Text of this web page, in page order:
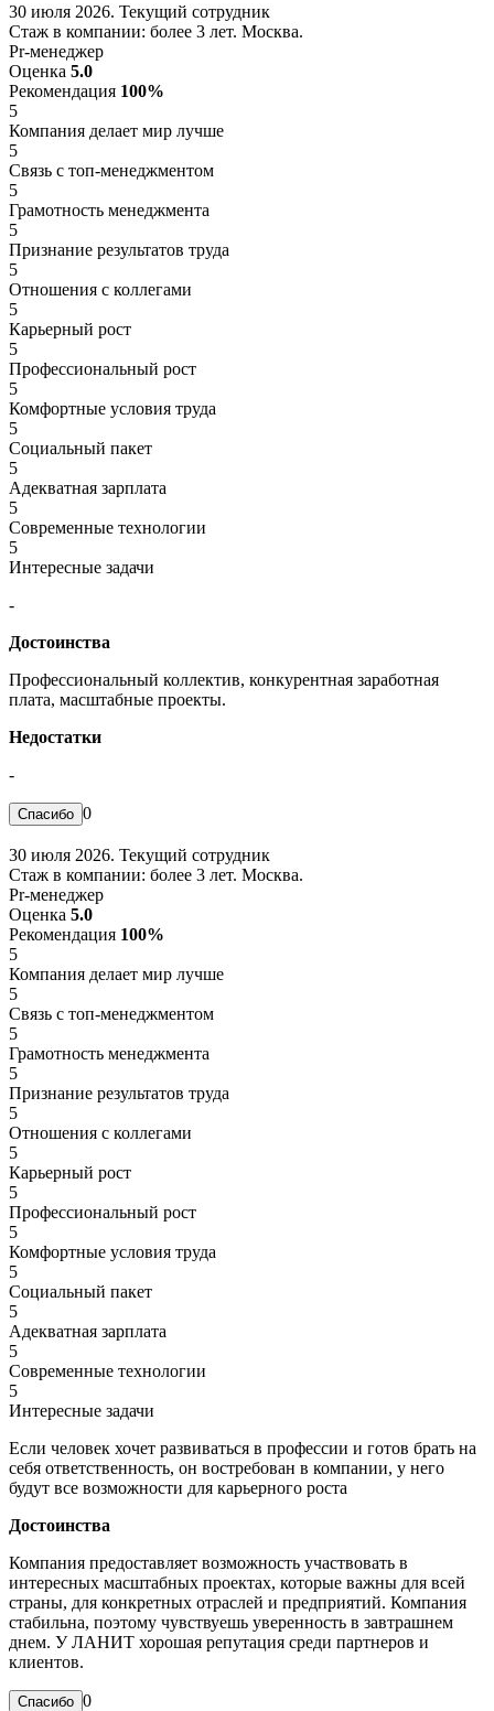
30 июля 2026. Текущий сотрудник
Стаж в компании: более 3 лет. Москва.
Pr-менеджер
Оценка 5.0
Рекомендация 100%
5
Компания делает мир лучше
5
Связь с топ-менеджментом
5
Грамотность менеджмента
5
Признание результатов труда
5
Отношения с коллегами
5
Карьерный рост
5
Профессиональный рост
5
Комфортные условия труда
5
Социальный пакет
5
Адекватная зарплата
5
Современные технологии
5
Интересные задачи
-
Достоинства
Профессиональный коллектив, конкурентная заработная
плата, масштабные проекты.
Недостатки
-
0
30 июля 2026. Текущий сотрудник
Стаж в компании: более 3 лет. Москва.
Pr-менеджер
Оценка 5.0
Рекомендация 100%
5
Компания делает мир лучше
5
Связь с топ-менеджментом
5
Грамотность менеджмента
5
Признание результатов труда
5
Отношения с коллегами
5
Карьерный рост
5
Профессиональный рост
5
Комфортные условия труда
5
Социальный пакет
5
Адекватная зарплата
5
Современные технологии
5
Интересные задачи
Если человек хочет развиваться в профессии и готов брать на
себя ответственность, он востребован в компании, у него
будут все возможности для карьерного роста
Достоинства
Компания предоставляет возможность участвовать в
интересных масштабных проектах, которые важны для всей
страны, для конкретных отраслей и предприятий. Компания
стабильна, поэтому чувствуешь уверенность в завтрашнем
днем. У ЛАНИТ хорошая репутация среди партнеров и
клиентов.
0